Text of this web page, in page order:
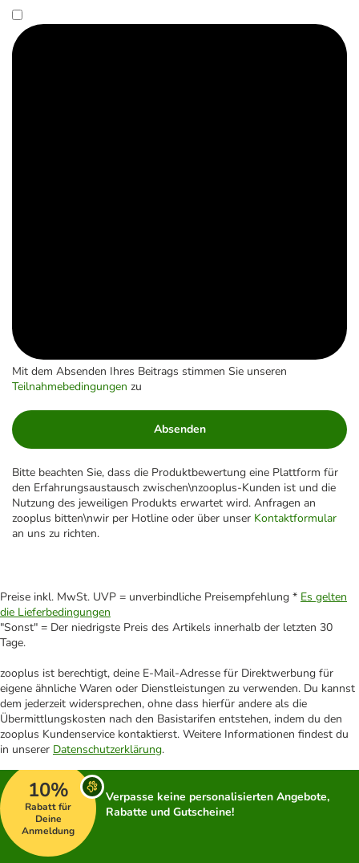
Mit dem Absenden Ihres Beitrags stimmen Sie unseren
Teilnahmebedingungen zu
Absenden
Bitte beachten Sie, dass die Produktbewertung eine Plattform für
den Erfahrungsaustausch zwischen\nzooplus-Kunden ist und die
Nutzung des jeweiligen Produkts erwartet wird. Anfragen an
zooplus bitten\nwir per Hotline oder über unser Kontaktformular
an uns zu richten.
Preise inkl. MwSt. UVP = unverbindliche Preisempfehlung * Es gelten
die Lieferbedingungen
"Sonst" = Der niedrigste Preis des Artikels innerhalb der letzten 30
Tage.
zooplus ist berechtigt, deine E-Mail-Adresse für Direktwerbung für
eigene ähnliche Waren oder Dienstleistungen zu verwenden. Du kannst
dem jederzeit widersprechen, ohne dass hierfür andere als die
Übermittlungskosten nach den Basistarifen entstehen, indem du den
zooplus Kundenservice kontaktierst. Weitere Informationen findest du
in unserer Datenschutzerklärung.
10%
Rabatt für
Deine
Anmeldung
Verpasse keine personalisierten Angebote,
Rabatte und Gutscheine!